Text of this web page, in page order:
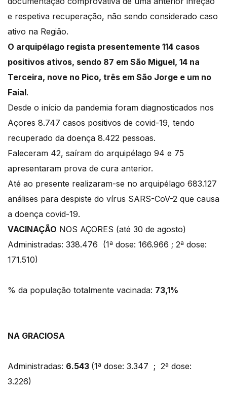
e respetiva recuperação, não sendo considerado caso
ativo na Região.
O arquipélago regista presentemente 114 casos
positivos ativos, sendo 87 em São Miguel, 14 na
Terceira, nove no Pico, três em São Jorge e um no
Faial.
Desde o início da pandemia foram diagnosticados nos
Açores 8.747 casos positivos de covid-19, tendo
recuperado da doença 8.422 pessoas.
Faleceram 42, saíram do arquipélago 94 e 75
apresentaram prova de cura anterior.
Até ao presente realizaram-se no arquipélago 683.127
análises para despiste do vírus SARS-CoV-2 que causa
a doença covid-19.
VACINAÇÃO NOS AÇORES (até 30 de agosto)
Administradas: 338.476 (1ª dose: 166.966 ; 2ª dose:
171.510)
% da população totalmente vacinada: 73,1%
NA GRACIOSA
Administradas: 6.543 (1ª dose: 3.347 ; 2ª dose:
3.226)